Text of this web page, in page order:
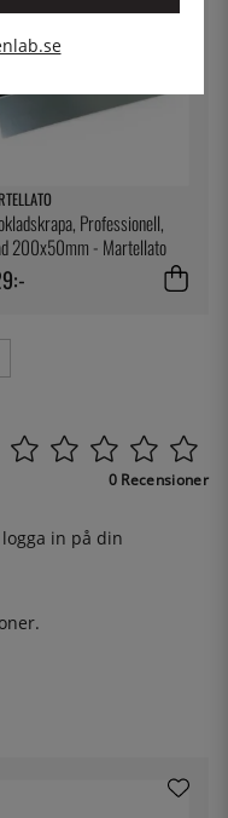
Professionell,
200x50mm - Martellato
0 Recensioner
logga in på din